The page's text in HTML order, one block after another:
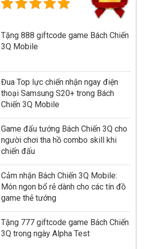
Tặng 888 giftcode game Bách Chiến
3Q Mobile
Đua Top lực chiến nhận ngay điện
thoại Samsung S20+ trong Bách
Chiến 3Q Mobile
Game đấu tướng Bách Chiến 3Q cho
người chơi tha hồ combo skill khi
chiến đấu
Cảm nhận Bách Chiến 3Q Mobile:
Món ngon bổ rẻ dành cho các tín đồ
game thẻ tướng
Tặng 777 giftcode game Bách Chiến
3Q trong ngày Alpha Test